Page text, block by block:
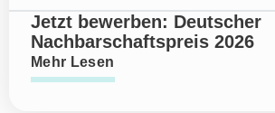
Jetzt bewerben: Deutscher
Nachbarschaftspreis 2026
Mehr Lesen